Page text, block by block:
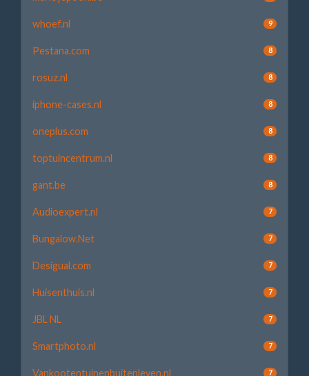
whoef.nl 9
Pestana.com 8
rosuz.nl 8
iphone-cases.nl 8
oneplus.com 8
toptuincentrum.nl 8
gant.be 8
Audioexpert.nl 7
Bungalow.Net 7
Desigual.com 7
Huisenthuis.nl 7
JBL NL 7
Smartphoto.nl 7
Vankootentuinenbuitenleven.nl 7